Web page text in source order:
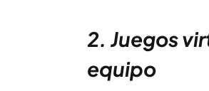
2. Juegos
equipo